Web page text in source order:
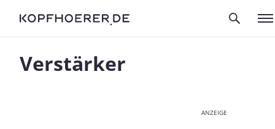
Verstärker
ANZEIGE